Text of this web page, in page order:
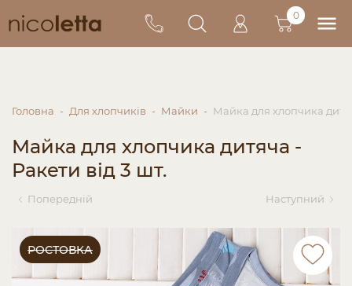
0
Головна Для хлопчиків Майки Майка для хлопчика
Майка для хлопчика дитяча -
Ракети від 3 шт.
Попередній Наступний
РОСТОВКА